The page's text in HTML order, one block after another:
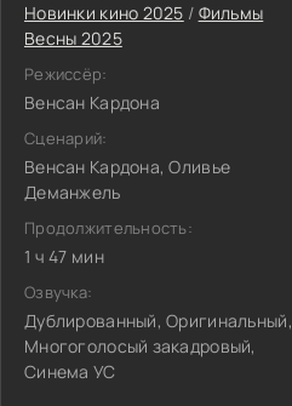
Новинки кино 2025 / Фильмы
Весны 2025
Режиссёр:
Венсан Кардона
Сценарий:
Венсан Кардона, Оливье
Деманжель
Продолжительность:
1 ч 47 мин
Озвучка:
Дублированный, Оригинальный,
Многоголосый закадровый,
Синема УС